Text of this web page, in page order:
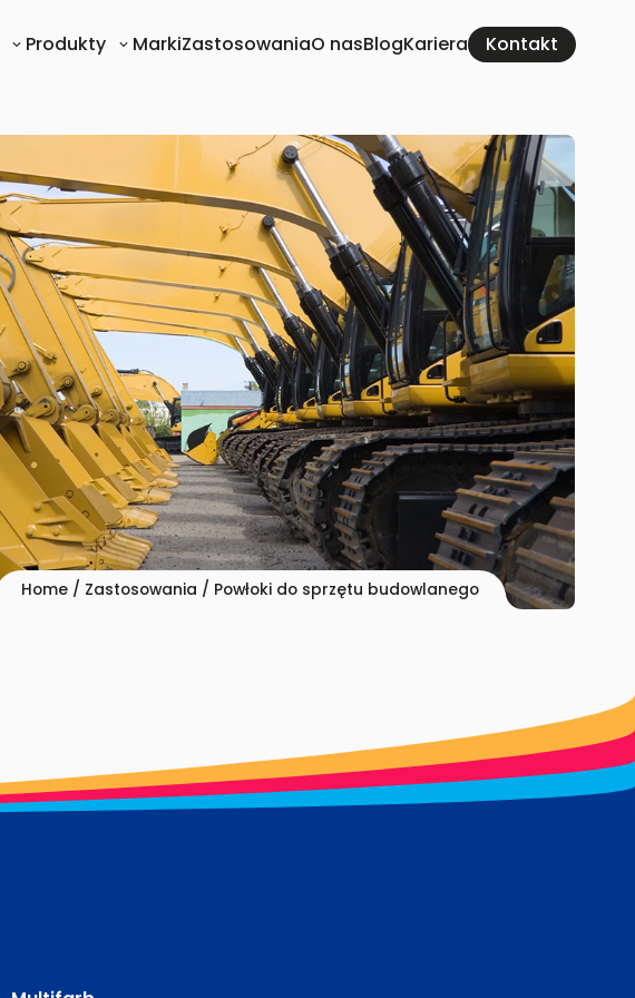
Produkty MarkiZastosowaniaO nasBlogKariera
Home / Zastosowania / Powłoki do sprzętu budowlanego